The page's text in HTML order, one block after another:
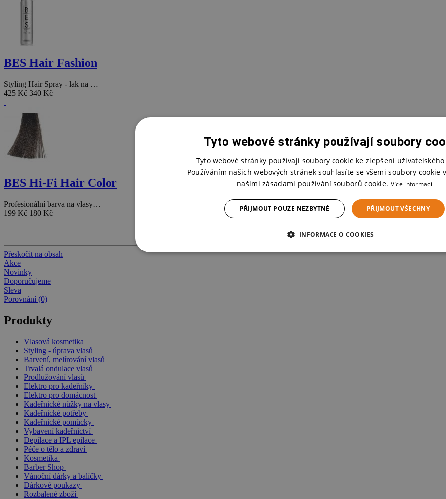
BES Hair Fashion
Styling Hair Spray - lak na …
425 Kč 340 Kč
BES Hi-Fi Hair Color
Profesionální barva na vlasy…
199 Kč 180 Kč
Přeskočit na obsah
Akce
Novinky
Doporučujeme
Sleva
Porovnání (0)
Produkty
Vlasová kosmetika
Styling - úprava vlasů
Barvení, melírování vlasů
Trvalá ondulace vlasů
Prodlužování vlasů
Elektro pro kadeřníky
Elektro pro domácnost
Kadeřnické nůžky na vlasy
Kadeřnické potřeby
Kadeřnické pomůcky
Vybavení kadeřnictví
Depilace a IPL epilace
Péče o tělo a zdraví
Kosmetika
Barber Shop
Vánoční dárky a balíčky
Dárkové poukazy
Rozbalené zboží
Tyto webové stránky používají soubory
Tyto webové stránky používají soubory cookie ke zlepšení
Používáním našich webových stránek souhlasíte se všemi soubory cookie
našimi zásadami používání souborů cookie. Více informací
PŘIJMOUT VŠECHNY
PŘIJMOUT POUZE NEZBYTNÉ
INFORMACE O COOKIES